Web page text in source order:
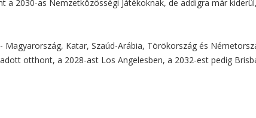
2030-as Nemzetközösségi Játékoknak, de addigra már
Katar, Szaúd-Arábia, Törökország és
otthont, a 2028-ast Los Angelesben, a 2032-est pedig